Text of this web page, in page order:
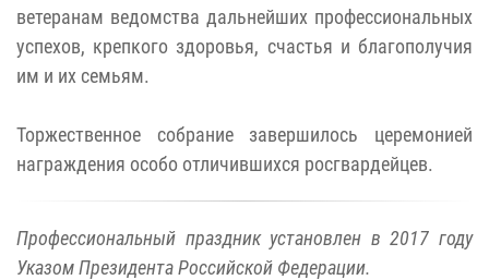
ветеранам ведомства дальнейших профессиональных
успехов, крепкого здоровья, счастья и благополучия
им и их семьям.
Торжественное собрание завершилось церемонией
награждения особо отличившихся росгвардейцев.
Профессиональный праздник установлен в 2017 году
Указом Президента Российской Федерации.